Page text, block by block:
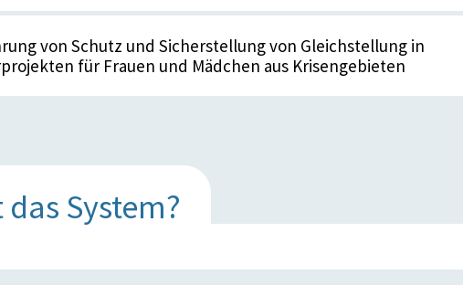
von Schutz und Sicherstellung von Gleichstellung in
für Frauen und Mädchen aus Krisengebieten
System?